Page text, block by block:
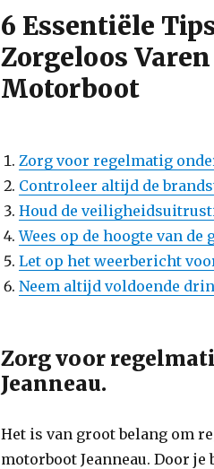
6 Essentiële
Zorgeloos
Motorboot
Zorg voor regelmatig
Controleer altijd de
Houd de
Wees op de hoogte van
Let op het weerbericht
Neem altijd voldoende
Zorg voor
Jeanneau.
Het is van groot belang om
motorboot Jeanneau. Door